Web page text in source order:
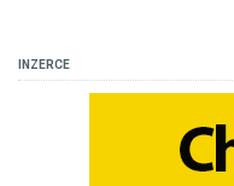
INZERCE